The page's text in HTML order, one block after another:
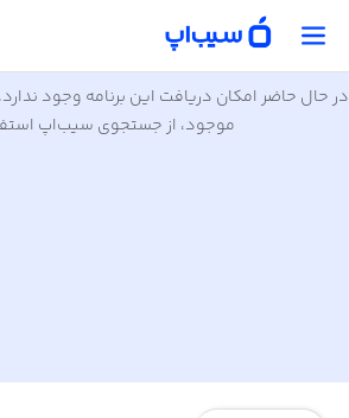
در حال حاضر امکان دریافت این برنامه وجود
موجود، از جستجوی سیب‌اپ